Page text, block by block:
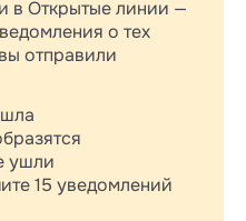
в Открытые линии —
о тех
отправили
ушли
15 уведомлений